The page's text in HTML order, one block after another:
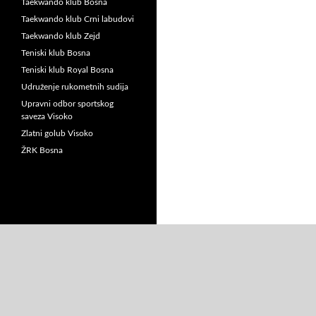
Taekwando klub Bosna
Taekwando klub Crni labudovi
Taekwando klub Zejd
Teniski klub Bosna
Teniski klub Royal Bosna
Udruženje rukometnih sudija
Upravni odbor sportskog
saveza Visoko
Zlatni golub Visoko
ŽRK Bosna